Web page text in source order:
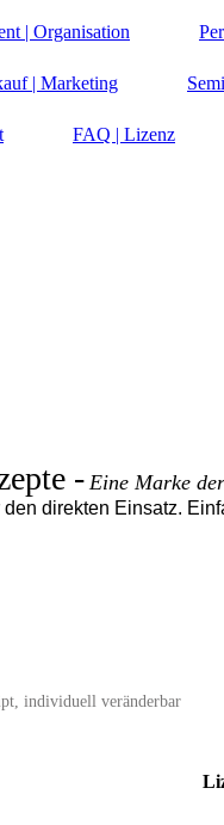
| Organisation
| Marketing
FAQ | Lizenz
- Eine Marke
direkten Einsatz.
individuell veränderbar